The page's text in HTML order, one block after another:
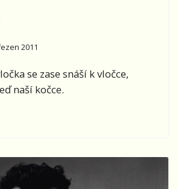
2011
se zase snáší k vločce,
naší kočce.